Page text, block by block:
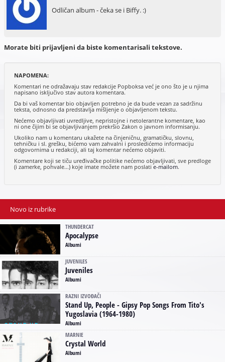
Odličan album - čeka se i Biffy. :)
Morate biti prijavljeni da biste komentarisali tekstove.
NAPOMENA:
Komentari ne odražavaju stav redakcije Popboksa već je ono što je u njima
napisano isključivo stav autora komentara.
Da bi vaš komentar bio objavljen potrebno je da bude vezan za sadržinu
teksta, odnosno da predstavlja mišljenje o objavljenom tekstu.
Nećemo objavljivati uvredljive, nepristojne i netolerantne komentare, kao
ni one čijim bi se objavljivanjem prekršio Zakon o javnom informisanju.
Ukoliko nam u komentaru ukažete na činjeničnu, gramatičku, slovnu,
tehničku i sl. grešku, bićemo vam zahvalni i prosledićemo informaciju
odgovornima u redakciji, ali taj komentar nećemo objaviti.
Komentare koji se tiču uređivačke politike nećemo objavljivati, sve predloge
(i zamerke, pohvale...) koje imate možete nam poslatie-mailom.
Novo iz rubrike
THUNDERCAT
Apocalypse
Albumi
JUVENILES
Juveniles
Albumi
RAZNI IZVOĐAČI
Stand Up, People - Gipsy Pop Songs From Tito's
Yugoslavia (1964-1980)
Albumi
MARNIE
Crystal World
Albumi